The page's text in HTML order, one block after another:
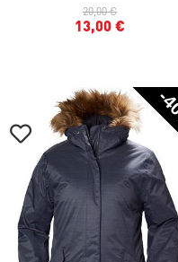
20,00 €
13,00 €
-